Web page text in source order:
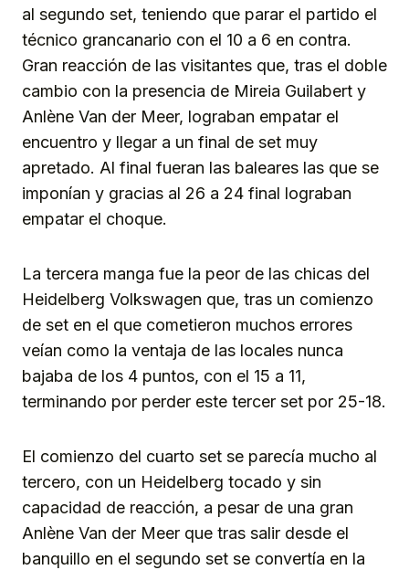
al segundo set, teniendo que parar el partido el
técnico grancanario con el 10 a 6 en contra.
Gran reacción de las visitantes que, tras el doble
cambio con la presencia de Mireia Guilabert y
Anlène Van der Meer, lograban empatar el
encuentro y llegar a un final de set muy
apretado. Al final fueran las baleares las que se
imponían y gracias al 26 a 24 final lograban
empatar el choque.
La tercera manga fue la peor de las chicas del
Heidelberg Volkswagen que, tras un comienzo
de set en el que cometieron muchos errores
veían como la ventaja de las locales nunca
bajaba de los 4 puntos, con el 15 a 11,
terminando por perder este tercer set por 25-18.
El comienzo del cuarto set se parecía mucho al
tercero, con un Heidelberg tocado y sin
capacidad de reacción, a pesar de una gran
Anlène Van der Meer que tras salir desde el
banquillo en el segundo set se convertía en la